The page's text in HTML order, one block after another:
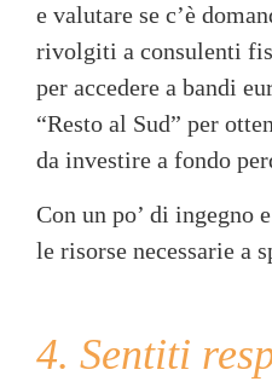
e valutare se c’è
rivolgiti a consulenti
per accedere a bandi
“Resto al Sud” per
da investire a fondo
Con un po’ di ingegno
le risorse necessarie a
4. Sentiti